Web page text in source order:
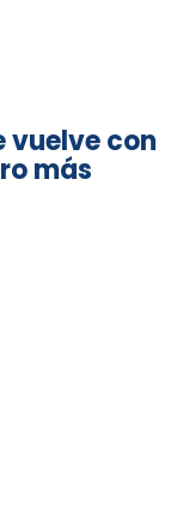
vuelve con
más